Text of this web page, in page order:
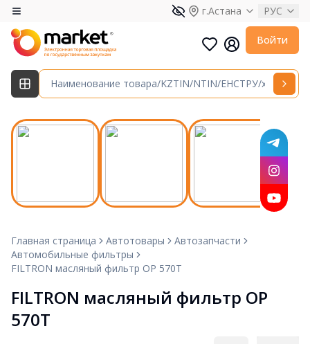
г.Астана РУС
Войти
Главная страница Автотовары
Автозапчасти
Автомобильные фильтры
FILTRON масляный фильтр OP 570T
FILTRON масляный фильтр OP
570T